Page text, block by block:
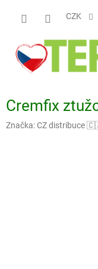
CZK
Cremfix
Značka:CZ distribuce